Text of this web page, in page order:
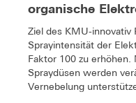
organische
Ziel des KMU-innovativ
Sprayintensität der
Faktor 100 zu erhöhen.
Spraydüsen werden
Vernebelung